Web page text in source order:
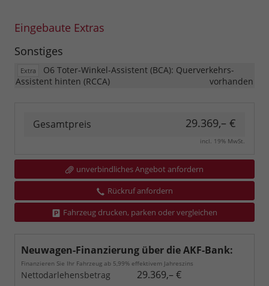
Eingebaute Extras
Sonstiges
Extra
O6 Toter-Winkel-Assistent (BCA): Querverkehrs-
Assistent hinten (RCCA)
vorhanden
Gesamtpreis 29.369,– €
incl. 19% MwSt.
unverbindliches Angebot anfordern
Rückruf anfordern
Fahrzeug drucken, parken oder vergleichen
Neuwagen-Finanzierung über die AKF-Bank:
Finanzieren Sie Ihr Fahrzeug ab 5,99% effektivem Jahreszins
Nettodarlehensbetrag 29.369,– €